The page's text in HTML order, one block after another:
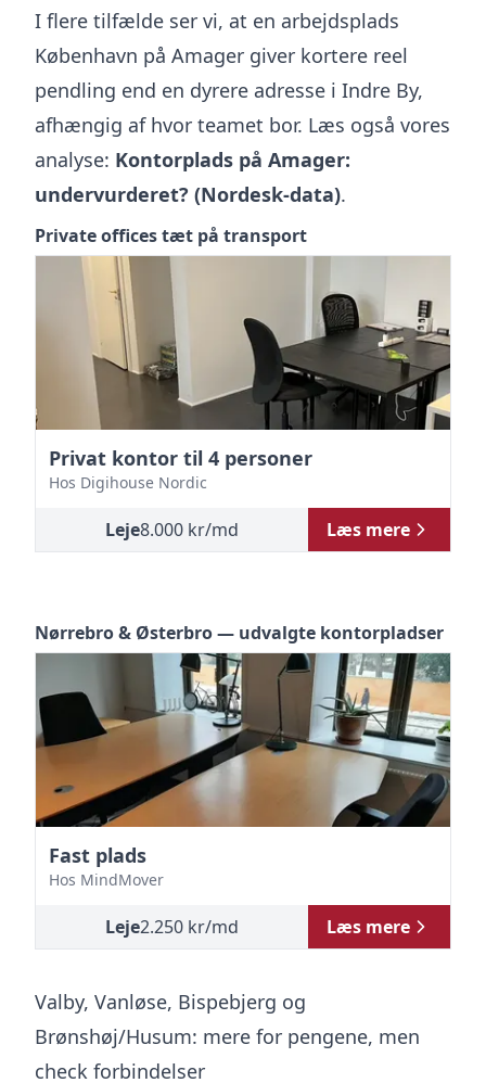
I flere tilfælde ser vi, at en arbejdsplads
København på Amager giver kortere reel
pendling end en dyrere adresse i Indre By,
afhængig af hvor teamet bor. Læs også vores
analyse: Kontorplads på Amager:
undervurderet? (Nordesk-data).
Private offices tæt på transport
Privat kontor til 4 personer
Hos Digihouse Nordic
Leje8.000 kr/md Læs mere
Nørrebro & Østerbro — udvalgte kontorpladser
Fast plads
Hos MindMover
Leje2.250 kr/md Læs mere
Valby, Vanløse, Bispebjerg og
Brønshøj/Husum: mere for pengene, men
check forbindelser